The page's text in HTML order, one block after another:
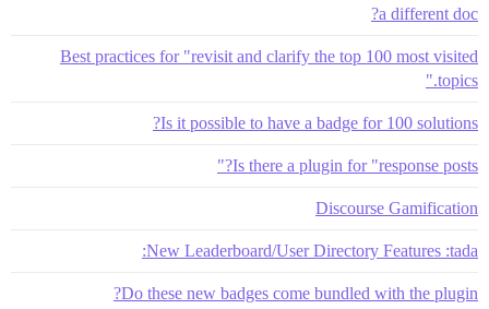
a different doc?
Best practices for "revisit and clarify the top 100 most visited
topics."
Is it possible to have a badge for 100 solutions?
Is there a plugin for "response posts?"
Discourse Gamification
New Leaderboard/User Directory Features :tada:
Do these new badges come bundled with the plugin?